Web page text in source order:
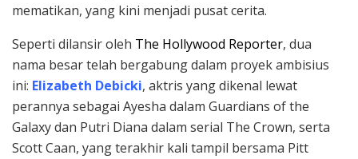
mematikan, yang kini menjadi pusat cerita.
Seperti dilansir oleh The Hollywood Reporter, dua
nama besar telah bergabung dalam proyek ambisius
ini: Elizabeth Debicki, aktris yang dikenal lewat
perannya sebagai Ayesha dalam Guardians of the
Galaxy dan Putri Diana dalam serial The Crown, serta
Scott Caan, yang terakhir kali tampil bersama Pitt